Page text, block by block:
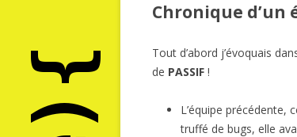
Chronique d’un
Tout d’abord j’évoquais
de PASSIF !
L’équipe précédente,
truffé de bugs, elle